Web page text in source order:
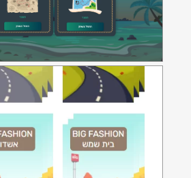
אפליקצית המרוץ למטמון BIG
איקס עיגול
אפליקציית משחק למורים